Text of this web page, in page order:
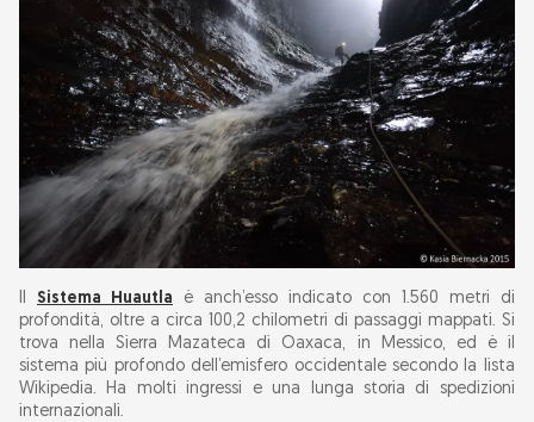
Sistema Huautla è anch’esso indicato con 1.560 metri di
profondità, oltre a circa 100,2 chilometri di passaggi mappati. Si
trova nella Sierra Mazateca di Oaxaca, in Messico, ed è il
sistema più profondo dell’emisfero occidentale secondo la lista
Wikipedia. Ha molti ingressi e una lunga storia di spedizioni
internazionali.